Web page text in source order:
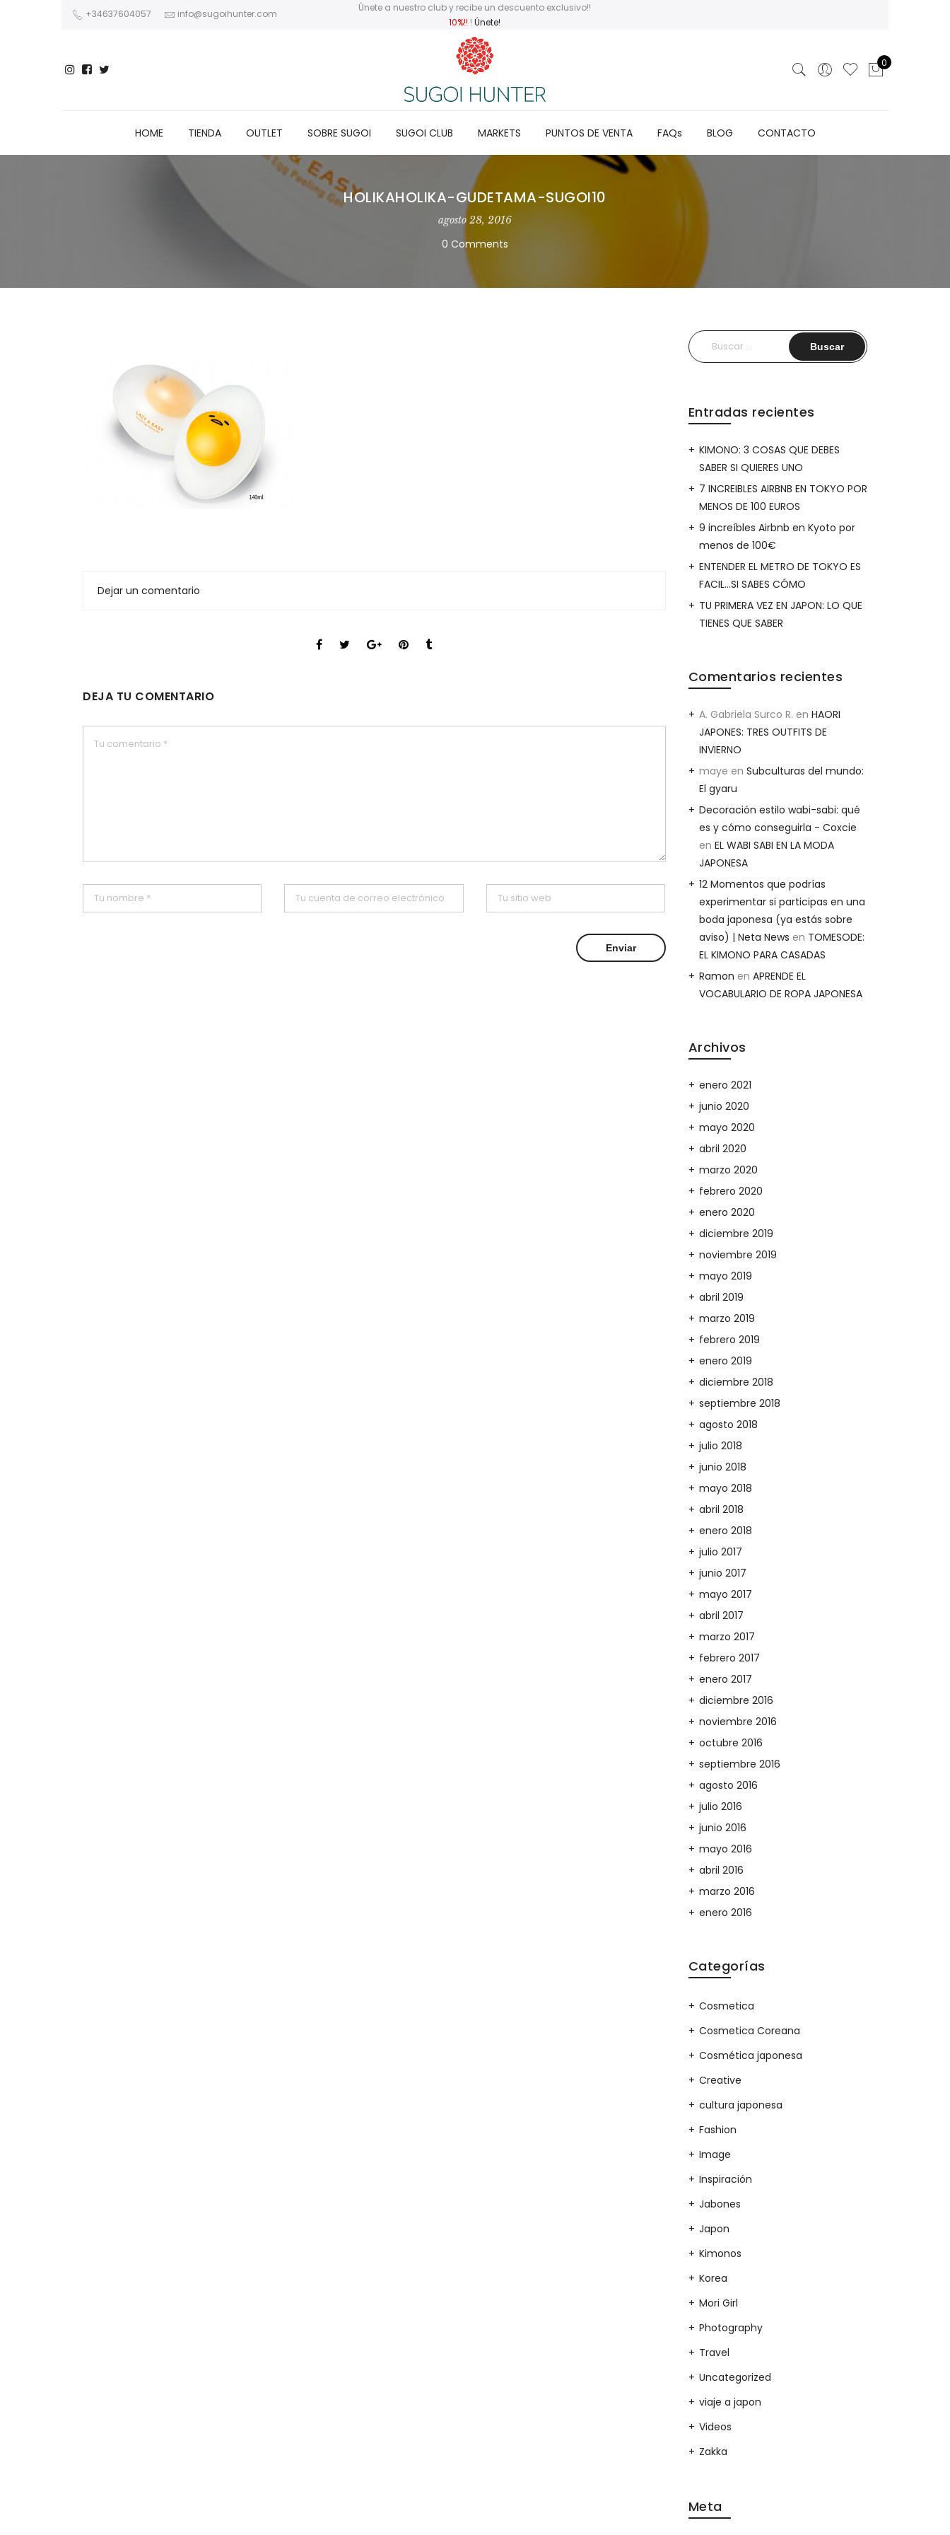
+34637604057 info@sugoihunter.com
Únete a nuestro club y recibe un descuento exclusivo!!
10%!! !Únete!
0
HOME TIENDA OUTLET SOBRE SUGOI SUGOI CLUB MARKETS PUNTOS DE VENTA FAQs BLOG CONTACTO
HOLIKAHOLIKA-GUDETAMA-SUGOI10
agosto 28, 2016
0 Comments
Dejar un comentario
DEJA TU COMENTARIO
Buscar:
Entradas recientes
KIMONO: 3 COSAS QUE DEBES
SABER SI QUIERES UNO
7 INCREIBLES AIRBNB EN TOKYO POR
MENOS DE 100 EUROS
9 increíbles Airbnb en Kyoto por
menos de 100€
ENTENDER EL METRO DE TOKYO ES
FACIL…SI SABES CÓMO
TU PRIMERA VEZ EN JAPON: LO QUE
TIENES QUE SABER
Comentarios recientes
A. Gabriela Surco R. en HAORI
JAPONES: TRES OUTFITS DE
INVIERNO
maye en Subculturas del mundo:
El gyaru
Decoración estilo wabi-sabi: qué
es y cómo conseguirla - Coxcie
en EL WABI SABI EN LA MODA
JAPONESA
12 Momentos que podrías
experimentar si participas en una
boda japonesa (ya estás sobre
aviso) | Neta News en TOMESODE:
EL KIMONO PARA CASADAS
Ramon en APRENDE EL
VOCABULARIO DE ROPA JAPONESA
Archivos
enero 2021
junio 2020
mayo 2020
abril 2020
marzo 2020
febrero 2020
enero 2020
diciembre 2019
noviembre 2019
mayo 2019
abril 2019
marzo 2019
febrero 2019
enero 2019
diciembre 2018
septiembre 2018
agosto 2018
julio 2018
junio 2018
mayo 2018
abril 2018
enero 2018
julio 2017
junio 2017
mayo 2017
abril 2017
marzo 2017
febrero 2017
enero 2017
diciembre 2016
noviembre 2016
octubre 2016
septiembre 2016
agosto 2016
julio 2016
junio 2016
mayo 2016
abril 2016
marzo 2016
enero 2016
Categorías
Cosmetica
Cosmetica Coreana
Cosmética japonesa
Creative
cultura japonesa
Fashion
Image
Inspiración
Jabones
Japon
Kimonos
Korea
Mori Girl
Photography
Travel
Uncategorized
viaje a japon
Videos
Zakka
Meta